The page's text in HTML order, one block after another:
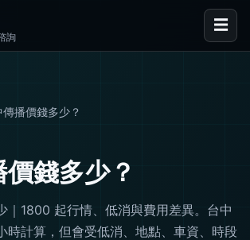
詢
☰
傳播價錢多少？
錢多少？
｜1800 起行情、低消與費用差異。台中
時計算，但會受低消、地點、車資、時段